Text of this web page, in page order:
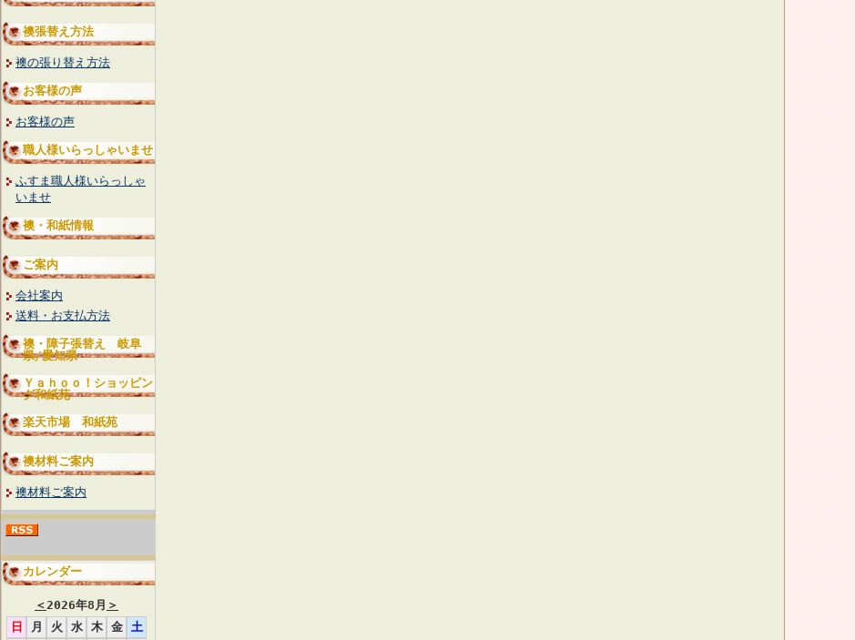
襖張替え方法
襖の張り替え方法
お客様の声
お客様の声
職人様いらっしゃいませ
ふすま職人様いらっしゃ
いませ
襖・和紙情報
ご案内
会社案内
送料・お支払方法
襖・障子張替え 岐阜
県/愛知県
Ｙａｈｏｏ！ショッピン
グ和紙苑
楽天市場 和紙苑
襖材料ご案内
襖材料ご案内
カレンダー
＜2026年8月 ＞
日
月 火 水 木 金 土